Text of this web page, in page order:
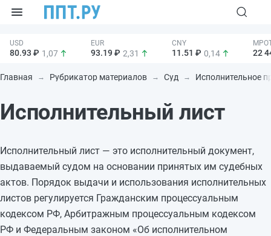
80.93 ₽ 1,07 93.19 ₽ 2,31 11.51 ₽ 0,14 22
Главная Рубрикатор материалов Суд Исполнительное
Исполнительный лист
Исполнительный лист — это исполнительный документ,
выдаваемый судом на основании принятых им судебных
актов. Порядок выдачи и использования исполнительных
листов регулируется Гражданским процессуальным
кодексом РФ, Арбитражным процессуальным кодексом
РФ и Федеральным законом «Об исполнительном